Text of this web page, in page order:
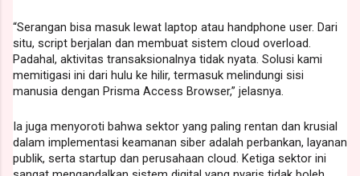
“Serangan bisa masuk lewat laptop atau handphone user. Dari
situ, script berjalan dan membuat sistem cloud overload.
Padahal, aktivitas transaksionalnya tidak nyata. Solusi kami
memitigasi ini dari hulu ke hilir, termasuk melindungi sisi
manusia dengan Prisma Access Browser,” jelasnya.
Ia juga menyoroti bahwa sektor yang paling rentan dan krusial
dalam implementasi keamanan siber adalah perbankan, layanan
publik, serta startup dan perusahaan cloud. Ketiga sektor ini